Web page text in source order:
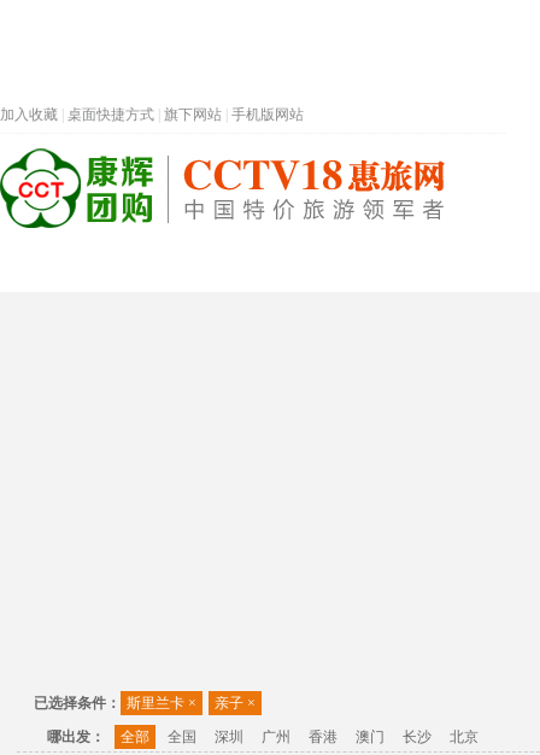
加入收藏 桌面快捷方式 旗下网站 手机版网站
已选择条件： 斯里兰卡 × 亲子 ×
哪出发：
全部 全国 深圳 广州 香港 澳门 长沙 北京